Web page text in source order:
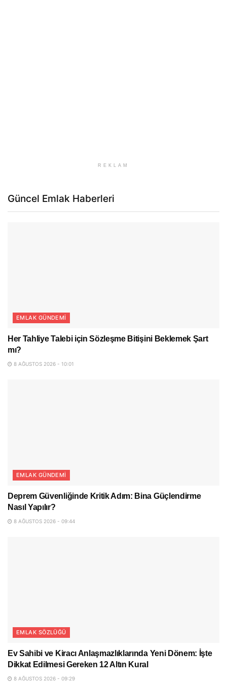
REKLAM
Güncel Emlak Haberleri
EMLAK GÜNDEMI
Her Tahliye Talebi için Sözleşme Bitişini Beklemek Şart
mı?
8 AĞUSTOS 2026 - 10:01
EMLAK GÜNDEMI
Deprem Güvenliğinde Kritik Adım: Bina Güçlendirme
Nasıl Yapılır?
8 AĞUSTOS 2026 - 09:44
EMLAK SÖZLÜĞÜ
Ev Sahibi ve Kiracı Anlaşmazlıklarında Yeni Dönem: İşte
Dikkat Edilmesi Gereken 12 Altın Kural
8 AĞUSTOS 2026 - 09:29